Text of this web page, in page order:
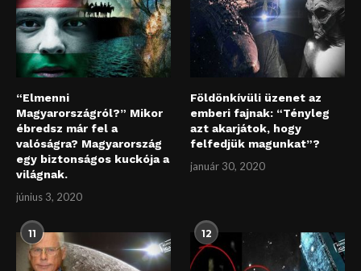
“Elmenni
Magyarországról?” Mikor
ébredsz már fel a
valóságra? Magyarország
egy biztonságos kuckója a
világnak.
június 3, 2020
Földönkívüli üzenet az
emberi fajnak: “Tényleg
azt akarjátok, hogy
felfedjük magunkat”?
január 30, 2020
11 12